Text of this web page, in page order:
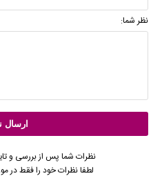
نظر شما:
نظرات شما پس از بررسی و
لطفا نظرات خود را فقط در